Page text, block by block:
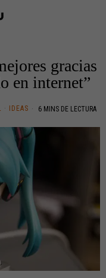
gracias
en internet”
· IDEAS 6 MINS DE LECTURA